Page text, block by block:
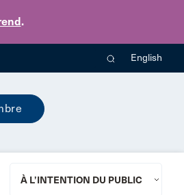
.
English
À L’INTENTION DU PUBLIC